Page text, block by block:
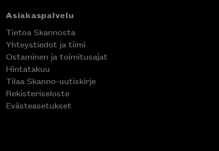
Asiakaspalvelu
Tietoa Skannosta
Yhteystiedot ja tiimi
Ostaminen ja toimitusajat
Hintatakuu
Tilaa Skanno-uutiskirje
Rekisteriseloste
Evästeasetukset